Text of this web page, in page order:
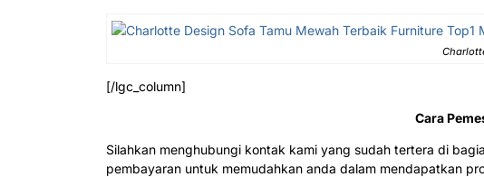
[/lgc_column]
Cara
Silahkan menghubungi kontak kami yang sudah tertera di
pembayaran untuk memudahkan anda dalam mendapatkan